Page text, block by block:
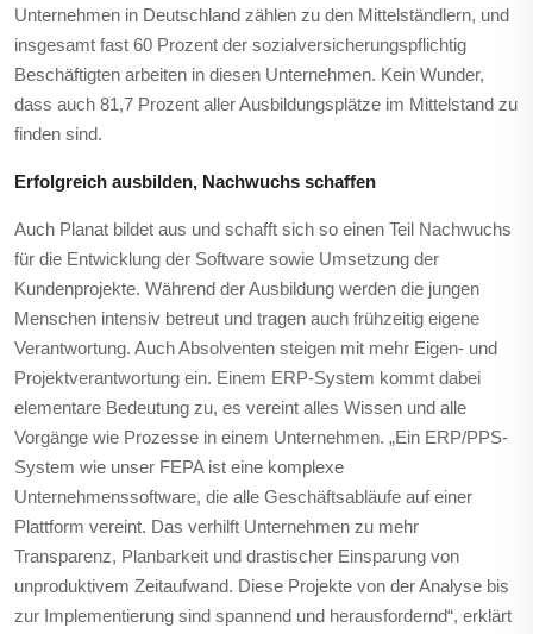
Unternehmen in Deutschland zählen zu den Mittelständlern, und
insgesamt fast 60 Prozent der sozialversicherungspflichtig
Beschäftigten arbeiten in diesen Unternehmen. Kein Wunder,
dass auch 81,7 Prozent aller Ausbildungsplätze im Mittelstand zu
finden sind.
Erfolgreich ausbilden, Nachwuchs schaffen
Auch Planat bildet aus und schafft sich so einen Teil Nachwuchs
für die Entwicklung der Software sowie Umsetzung der
Kundenprojekte. Während der Ausbildung werden die jungen
Menschen intensiv betreut und tragen auch frühzeitig eigene
Verantwortung. Auch Absolventen steigen mit mehr Eigen- und
Projektverantwortung ein. Einem ERP-System kommt dabei
elementare Bedeutung zu, es vereint alles Wissen und alle
Vorgänge wie Prozesse in einem Unternehmen. „Ein ERP/PPS-
System wie unser FEPA ist eine komplexe
Unternehmenssoftware, die alle Geschäftsabläufe auf einer
Plattform vereint. Das verhilft Unternehmen zu mehr
Transparenz, Planbarkeit und drastischer Einsparung von
unproduktivem Zeitaufwand. Diese Projekte von der Analyse bis
zur Implementierung sind spannend und herausfordernd“, erklärt